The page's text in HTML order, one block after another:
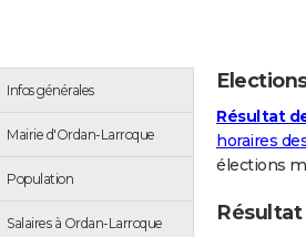
Infos générales
Mairie d'Ordan-Larroque
Population
Salaires à Ordan-Larroque
Résultat
horaires
élections